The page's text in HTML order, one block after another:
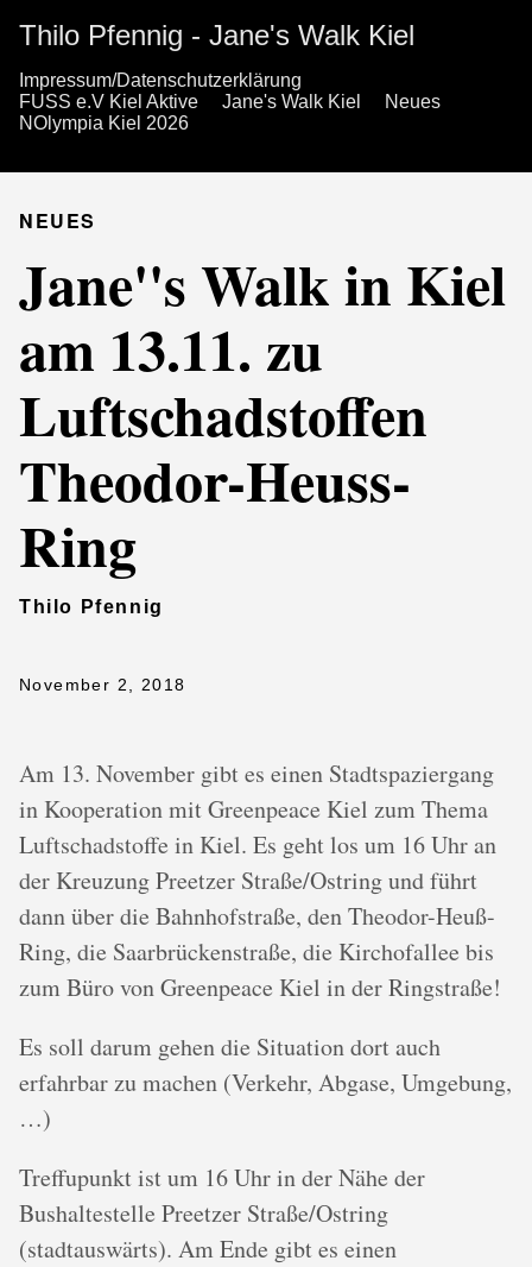
Thilo Pfennig - Jane's Walk Kiel
Impressum/Datenschutzerklärung
FUSS e.V Kiel Aktive
Jane's Walk Kiel
Neues
NOlympia Kiel 2026
NEUES
Jane''s Walk in Kiel
am 13.11. zu
Luftschadstoffen
Theodor-Heuss-
Ring
Thilo Pfennig
November 2, 2018
Am 13. November gibt es einen Stadtspaziergang
in Kooperation mit Greenpeace Kiel zum Thema
Luftschadstoffe in Kiel. Es geht los um 16 Uhr an
der Kreuzung Preetzer Straße/Ostring und führt
dann über die Bahnhofstraße, den Theodor-Heuß-
Ring, die Saarbrückenstraße, die Kirchofallee bis
zum Büro von Greenpeace Kiel in der Ringstraße!
Es soll darum gehen die Situation dort auch
erfahrbar zu machen (Verkehr, Abgase, Umgebung,
…)
Treffupunkt ist um 16 Uhr in der Nähe der
Bushaltestelle Preetzer Straße/Ostring
(stadtauswärts). Am Ende gibt es einen